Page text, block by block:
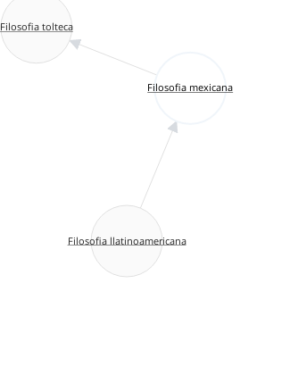
Filosofia mexicana
Filosofia llatinoamericana
Filosofia tolteca